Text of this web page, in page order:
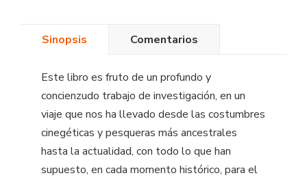
Sinopsis Comentarios
Este libro es fruto de un profundo y
concienzudo trabajo de investigación, en un
viaje que nos ha llevado desde las costumbres
cinegéticas y pesqueras más ancestrales
hasta la actualidad, con todo lo que han
supuesto, en cada momento histórico, para el